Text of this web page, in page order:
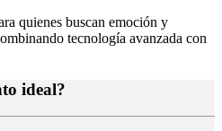
quienes buscan emoción y
tecnología avanzada con
ideal?